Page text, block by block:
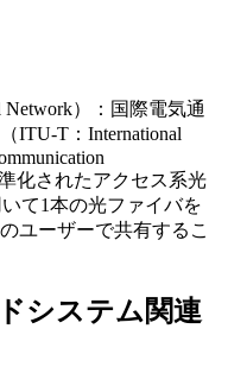
Network）：国際電気通
ITU-T：International
準化されたアクセス系光
て1本の光ファイバを
ユーザーで共有するこ
システム関連